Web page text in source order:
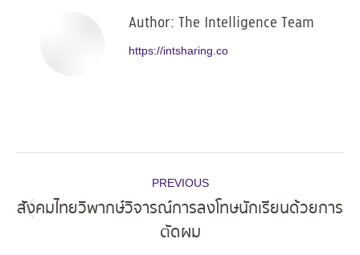
Author: The Intelligence Team
https://intsharing.co
navigation
PREVIOUS
post:
สังคมไทยวิพากษ์วิจารณ์การลงโทษนักเรียนด้วยการ
ตัดผม